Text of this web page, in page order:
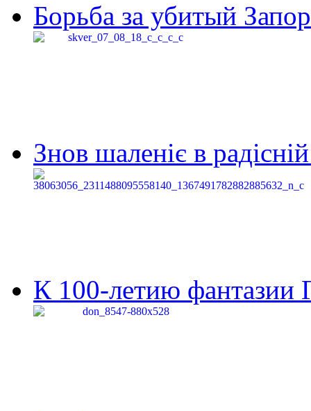
Борьба за убитый
Знов шаленіє в
К 100-летию фантазии